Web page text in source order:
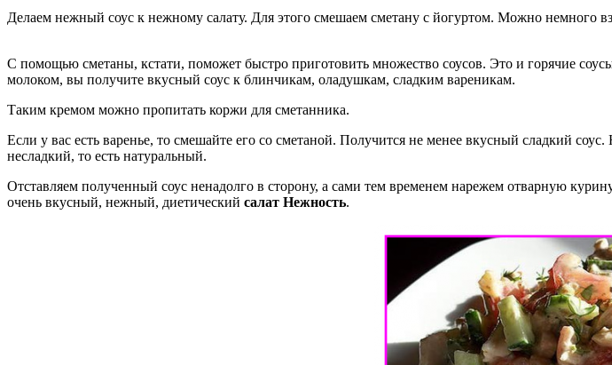
Делаем нежный соус к нежному салату. Для этого смешаем сметану с йогуртом. Можно немного
С помощью сметаны, кстати, поможет быстро приготовить множество соусов. Это и горячие
молоком, вы получите вкусный соус к блинчикам, оладушкам, сладким вареникам.
Таким кремом можно пропитать коржи для сметанника.
Если у вас есть варенье, то смешайте его со сметаной. Получится не менее вкусный сладкий
несладкий, то есть натуральный.
Отставляем полученный соус ненадолго в сторону, а сами тем временем нарежем отварную
очень вкусный, нежный, диетический салат Нежность.